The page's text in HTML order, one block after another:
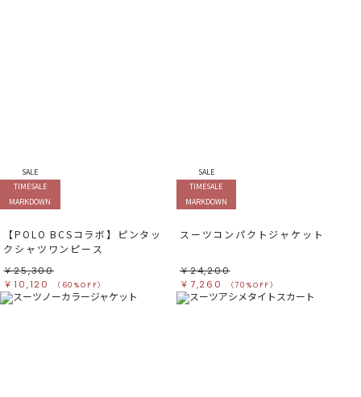
SALE
TIMESALE
MARKDOWN
【POLO BCSコラボ】ピンタッ
クシャツワンピース
￥25,300
￥10,120
（60%OFF）
SALE
TIMESALE
MARKDOWN
スーツコンパクトジャケット
￥24,200
￥7,260
（70%OFF）